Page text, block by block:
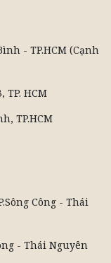
- TP.HCM (Cạnh
TP. HCM
TP.HCM
Công - Thái
- Thái Nguyên